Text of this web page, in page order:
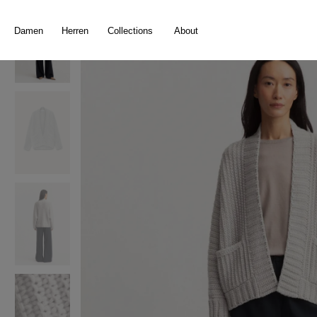
Damen Herren Collections About